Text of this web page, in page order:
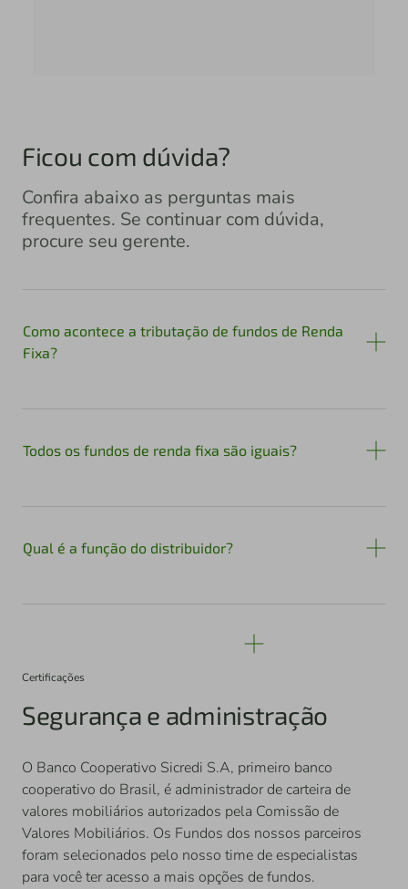
Ficou com dúvida?
Confira abaixo as perguntas mais
frequentes. Se continuar com dúvida,
procure seu gerente.
Como acontece a tributação de fundos de Renda
Fixa?
Todos os fundos de renda fixa são iguais?
Qual é a função do distribuidor?
Certificações
Segurança e administração
O Banco Cooperativo Sicredi S.A, primeiro banco
cooperativo do Brasil, é administrador de carteira de
valores mobiliários autorizados pela Comissão de
Valores Mobiliários. Os Fundos dos nossos parceiros
foram selecionados pelo nosso time de especialistas
para você ter acesso a mais opções de fundos.